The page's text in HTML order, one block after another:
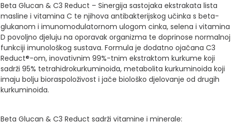
Beta Glucan & C3 Reduct – Sinergija sastojaka ekstrakata lista
masline i vitamina C te njihova antibakterijskog učinka s beta-
glukanom i imunomodulatornom ulogom cinka, selena i vitamina
D povoljno djeluju na oporavak organizma te doprinose normalnoj
funkciji imunološkog sustava. Formula je dodatno ojačana C3
Reduct®-om, inovativnim 99%-tnim ekstraktom kurkume koji
sadrži 95% tetrahidrokurkuminoida, metabolita kurkuminoida koji
imaju bolju bioraspoloživost i jače biološko djelovanje od drugih
kurkuminoida.
Beta Glucan & C3 Reduct sadrži vitamine i minerale: